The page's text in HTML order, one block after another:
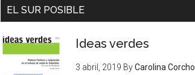
EL SUR POSIBLE
Ideas verdes
3 abril, 2019 ByCarolina Corcho